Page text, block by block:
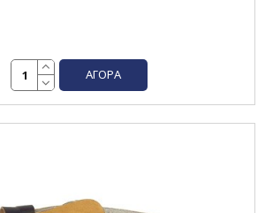
ΑΓΟΡΆ